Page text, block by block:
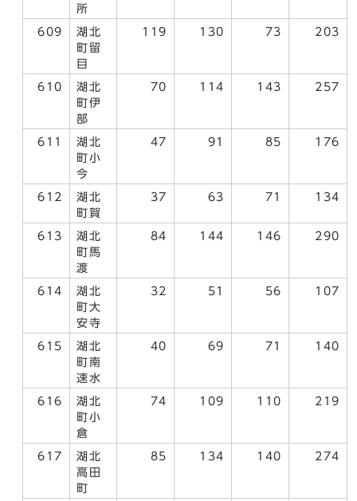
所
609
湖北
町留
目
119 130 73 203
610
湖北
町伊
部
70 114 143 257
611
湖北
町小
今
47 91 85 176
612
湖北
町賀
37 63 71 134
613
湖北
町馬
渡
84 144 146 290
614
湖北
町大
安寺
32 51 56 107
615
湖北
町南
速水
40 69 71 140
616
湖北
町小
倉
74 109 110 219
617
湖北
高田
町
85 134 140 274